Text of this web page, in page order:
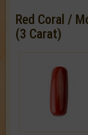
Red Coral /
(3 Carat)